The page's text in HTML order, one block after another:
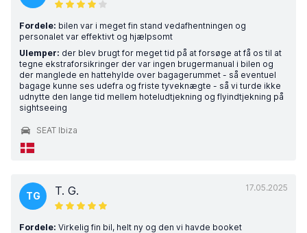
Fordele: bilen var i meget fin stand vedafhentningen og
personalet var effektivt og hjælpsomt
Ulemper: der blev brugt for meget tid på at forsøge at få os til at
tegne ekstraforsikringer der var ingen brugermanual i bilen og
der manglede en hattehylde over bagagerummet - så eventuel
bagage kunne ses udefra og friste tyveknægte - så vi turde ikke
udnytte den lange tid mellem hoteludtjekning og flyindtjekning på
sightseeing
SEAT Ibiza
17.05.2025
TG T. G.
Fordele: Virkelig fin bil, helt ny og den vi havde booket